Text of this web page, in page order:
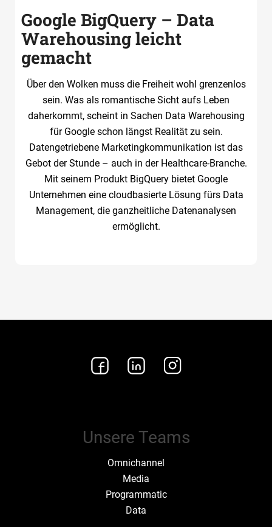
Google BigQuery – Data
Warehousing leicht
gemacht
Über den Wolken muss die Freiheit wohl grenzenlos
sein. Was als romantische Sicht aufs Leben
daherkommt, scheint in Sachen Data Warehousing
für Google schon längst Realität zu sein.
Datengetriebene Marketingkommunikation ist das
Gebot der Stunde – auch in der Healthcare-Branche.
Mit seinem Produkt BigQuery bietet Google
Unternehmen eine cloudbasierte Lösung fürs Data
Management, die ganzheitliche Datenanalysen
ermöglicht.
Unsere Teams
Omnichannel
Media
Programmatic
Data